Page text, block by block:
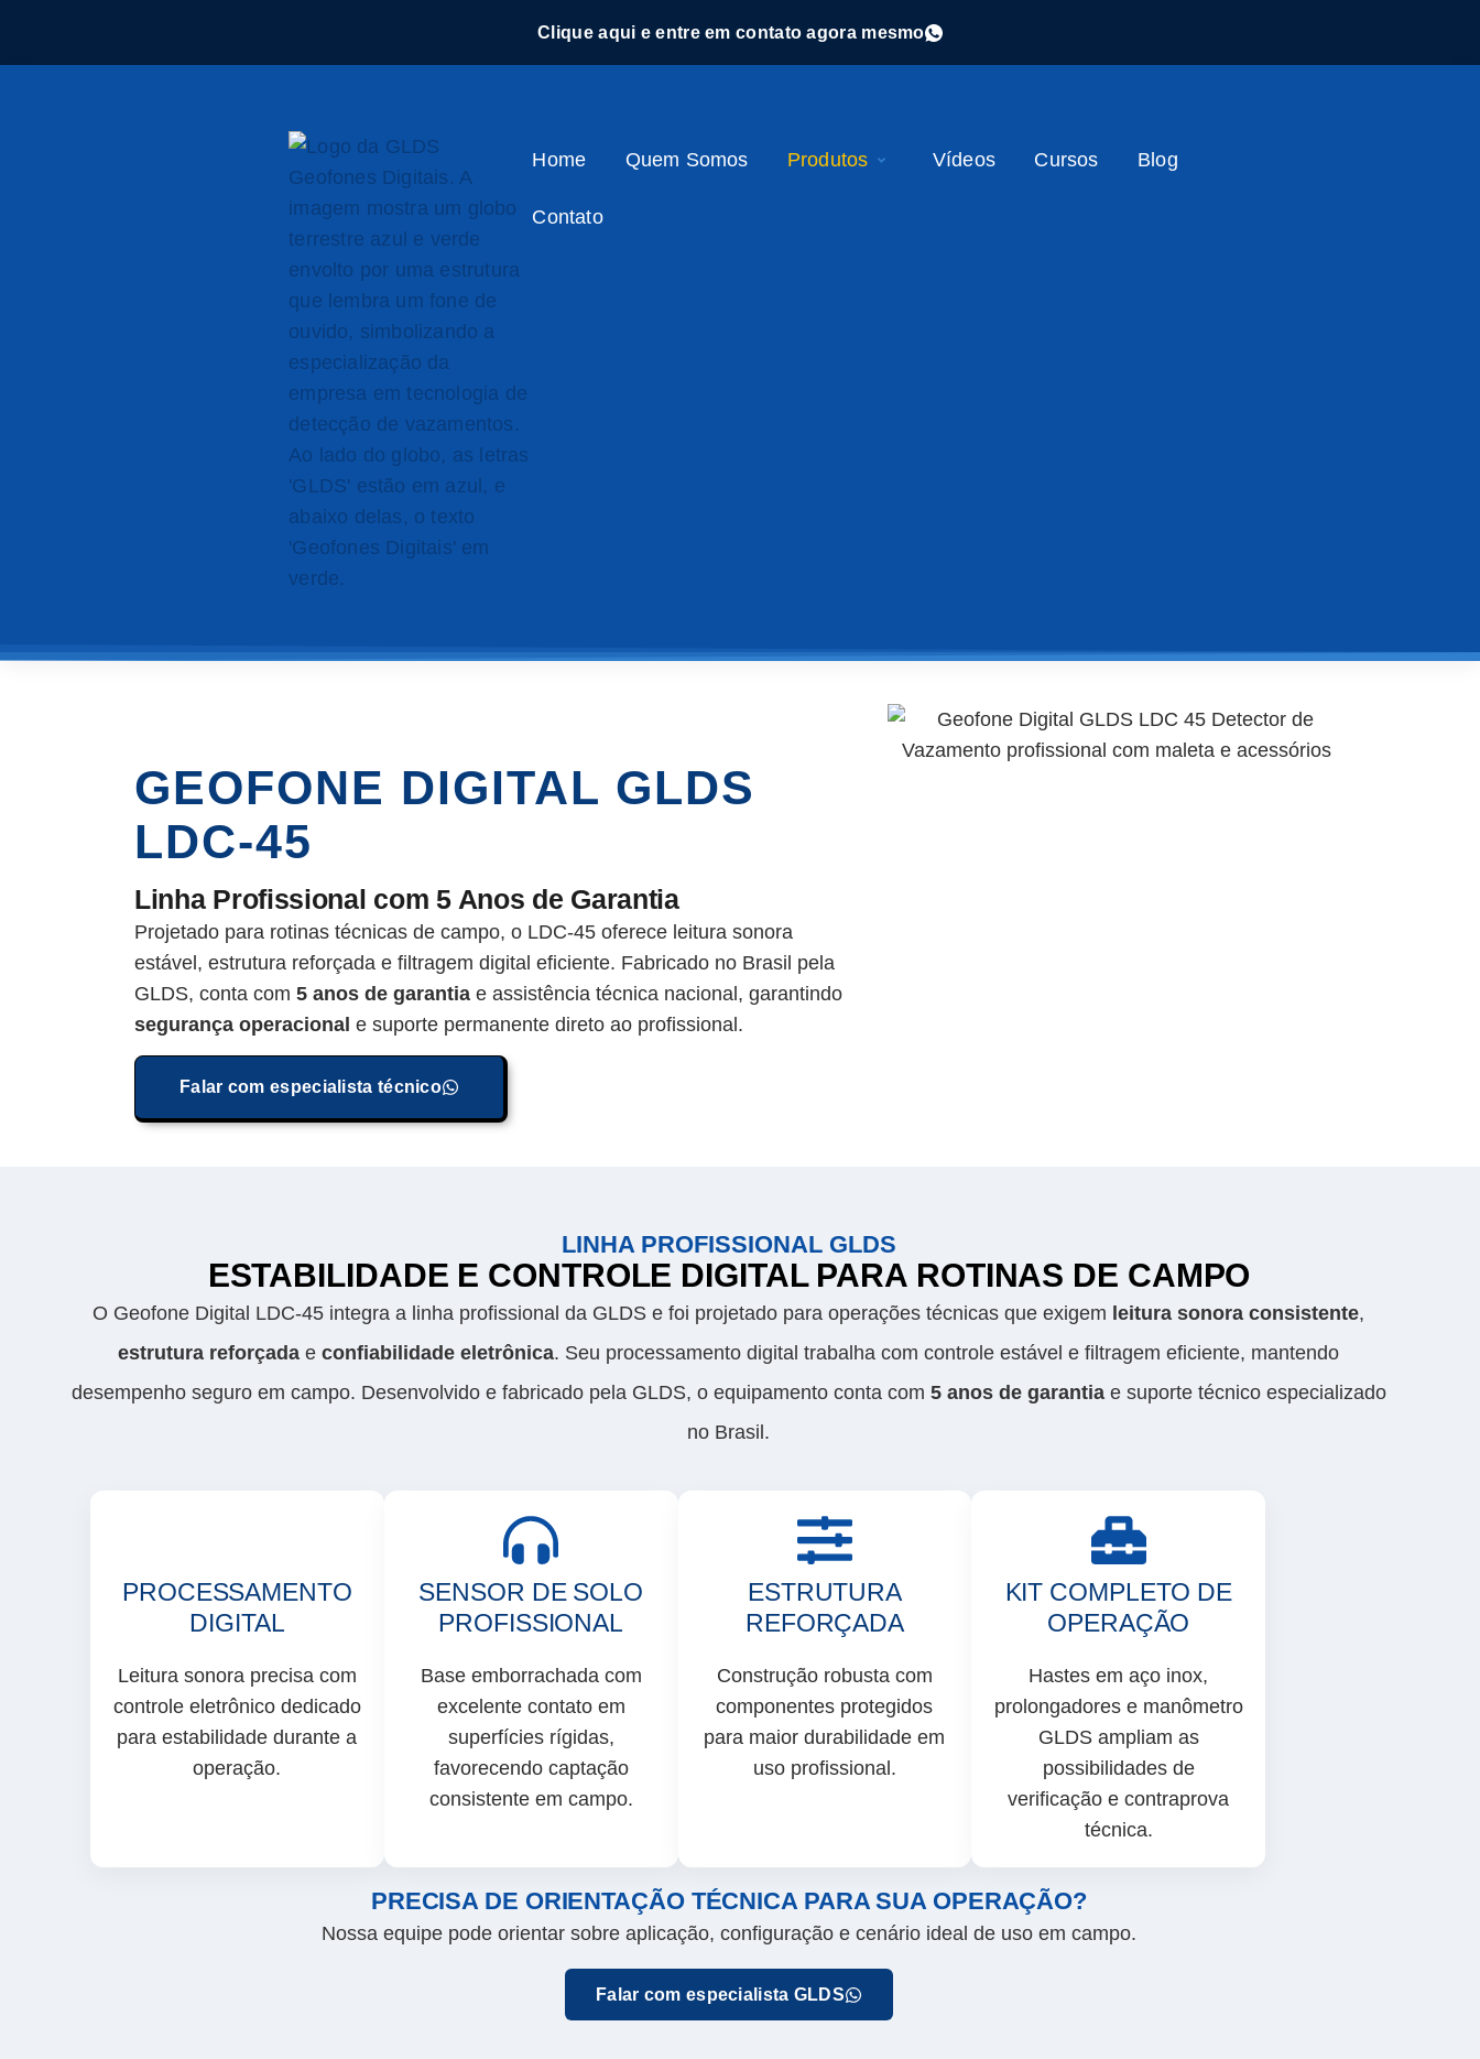
Clique aqui e entre em contato agora mesmo
Home Quem Somos Produtos Vídeos Cursos Blog
Contato
GEOFONE DIGITAL GLDS
LDC-45
Linha Profissional com 5 Anos de Garantia
Projetado para rotinas técnicas de campo, o LDC-45 oferece leitura sonora
estável, estrutura reforçada e filtragem digital eficiente. Fabricado no Brasil pela
GLDS, conta com 5 anos de garantia e assistência técnica nacional, garantindo
segurança operacional e suporte permanente direto ao profissional.
Falar com especialista técnico
LINHA PROFISSIONAL GLDS
ESTABILIDADE E CONTROLE DIGITAL PARA ROTINAS DE CAMPO
O Geofone Digital LDC-45 integra a linha profissional da GLDS e foi projetado para operações técnicas que exigem leitura sonora consistente,
estrutura reforçada econfiabilidade eletrônica. Seu processamento digital trabalha com controle estável e filtragem eficiente, mantendo
desempenho seguro em campo. Desenvolvido e fabricado pela GLDS, o equipamento conta com 5 anos de garantiae suporte técnico especializado
no Brasil.
PROCESSAMENTO
DIGITAL
Leitura sonora precisa com
controle eletrônico dedicado
para estabilidade durante a
operação.
SENSOR DE SOLO
PROFISSIONAL
Base emborrachada com
excelente contato em
superfícies rígidas,
favorecendo captação
consistente em campo.
ESTRUTURA
REFORÇADA
Construção robusta com
componentes protegidos
para maior durabilidade em
uso profissional.
KIT COMPLETO DE
OPERAÇÃO
Hastes em aço inox,
prolongadores e manômetro
GLDS ampliam as
possibilidades de
verificação e contraprova
técnica.
PRECISA DE ORIENTAÇÃO TÉCNICA PARA SUA OPERAÇÃO?
Nossa equipe pode orientar sobre aplicação, configuração e cenário ideal de uso em campo.
Falar com especialista GLDS